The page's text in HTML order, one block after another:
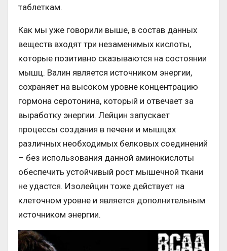
таблеткам.
Как мы уже говорили выше, в состав данных
веществ входят три незаменимых кислоты,
которые позитивно сказываются на состоянии
мышц. Валин является источником энергии,
сохраняет на высоком уровне концентрацию
гормона серотонина, который и отвечает за
выработку энергии. Лейцин запускает
процессы создания в печени и мышцах
различных необходимых белковых соединений
– без использования данной аминокислоты
обеспечить устойчивый рост мышечной ткани
не удастся. Изолейцин тоже действует на
клеточном уровне и является дополнительным
источником энергии.